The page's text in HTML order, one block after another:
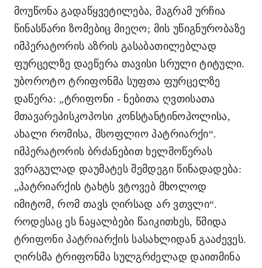
მოუწონა გადაწყვეტილება, მაგრამ ურჩია
წინასწარი ზომებიც მიეღო; მის უწიგნურობაზე
იმპერატორის აზრის გასაბათილებლად
ფურცელზე დაეწერა თავისი სრული ტიტული.
უბოროტო ტრიფონმა სუფთა ფურცელზე
დაწერა: „ტრიფონი - ნებითა ღვთისათა
მთავარეპისკოპოსი კონსტანტინოპოლისა,
ახალი რომისა, მსოფლიო პატრიარქი“.
იმპერატორის ბრძანებით ხელმოწერას
ვერაგულად დაუმატეს შემდეგი წინადადება:
„პატრიარქის ტახტს ვტოვებ მხოლოდ
იმიტომ, რომ თავს ღირსად არ ვთვლი“.
როდესაც ეს ნაყალბები წაიკითხეს, წმიდა
ტრიფონი პატრიარქის სასახლიდან გააძევეს.
ღირსმა ტრიფონმა სულგრძელად დაითმინა